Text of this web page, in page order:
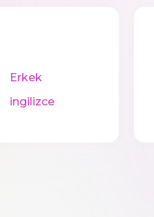
Erkek
ingilizce